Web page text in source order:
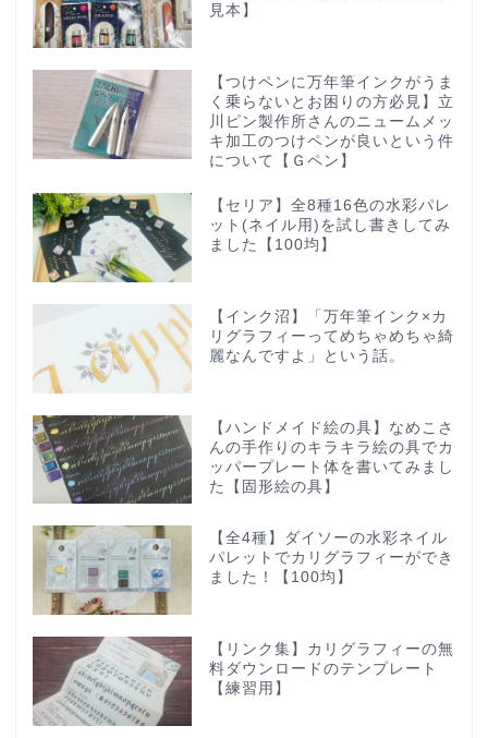
見本】
【つけペンに万年筆インクがうま
く乗らないとお困りの方必見】立
川ピン製作所さんのニュームメッ
キ加工のつけペンが良いという件
について【Ｇペン】
【セリア】全8種16色の水彩パレ
ット(ネイル用)を試し書きしてみ
ました【100均】
【インク沼】「万年筆インク×カ
リグラフィーってめちゃめちゃ綺
麗なんですよ」という話。
【ハンドメイド絵の具】なめこさ
んの手作りのキラキラ絵の具でカ
ッパープレート体を書いてみまし
た【固形絵の具】
【全4種】ダイソーの水彩ネイル
パレットでカリグラフィーができ
ました！【100均】
【リンク集】カリグラフィーの無
料ダウンロードのテンプレート
【練習用】